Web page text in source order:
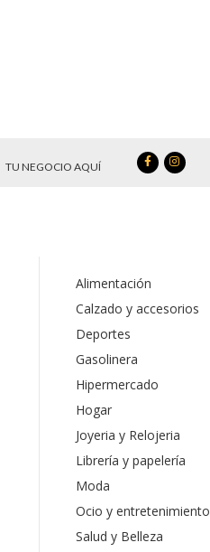
TU NEGOCIO AQUÍ
Alimentación
Calzado y accesorios
Deportes
Gasolinera
Hipermercado
Hogar
Joyeria y Relojeria
Librería y papelería
Moda
Ocio y entretenimiento
Salud y Belleza